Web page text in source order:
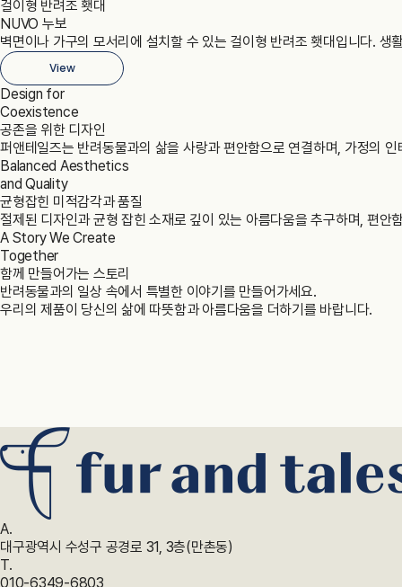
걸이형 반려조 횃대
NUVO 누보
벽면이나 가구의 모서리에 설치할 수 있는 걸이형 반려조 횃대입니다. 생
View
Design for
Coexistence
공존을 위한 디자인
퍼앤테일즈는 반려동물과의 삶을 사랑과 편안함으로 연결하며, 가정의
Balanced Aesthetics
and Quality
균형잡힌 미적감각과 품질
절제된 디자인과 균형 잡힌 소재로 깊이 있는 아름다움을 추구하며, 편
A Story We Create
Together
함께 만들어가는 스토리
반려동물과의 일상 속에서 특별한 이야기를 만들어가세요.
우리의 제품이 당신의 삶에 따뜻함과 아름다움을 더하기를 바랍니다.
A.
대구광역시 수성구 공경로 31, 3층(만촌동)
T.
010-6349-6803